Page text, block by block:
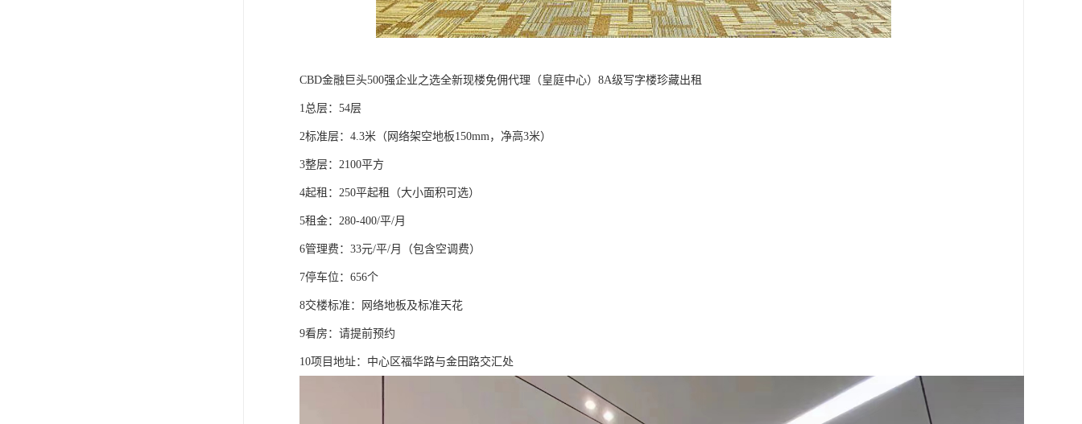
CBD金融巨头500强企业之选全新现楼免佣代理（皇庭中心）8A级写字楼珍藏出租
1总层：54层
2标准层：4.3米（网络架空地板150mm，净高3米）
3整层：2100平方
4起租：250平起租（大小面积可选）
5租金：280-400/平/月
6管理费：33元/平/月（包含空调费）
7停车位：656个
8交楼标准：网络地板及标准天花
9看房：请提前预约
10项目地址：中心区福华路与金田路交汇处